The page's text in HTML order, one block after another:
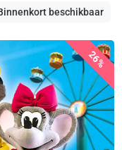
beschikbaar
26%